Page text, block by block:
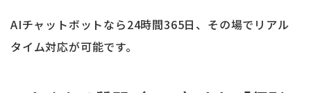
AIチャットボットなら24時間365日、その場でリアル
タイム対応が可能です。